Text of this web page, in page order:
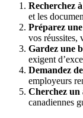
Recherchez
et les
Préparez
vos réussites,
Gardez une
exigent
Demandez
employeurs
Cherchez un
canadiennes